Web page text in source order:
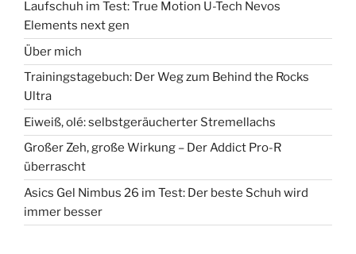
Laufschuh im Test: True Motion U-Tech Nevos
Elements next gen
Über mich
Trainingstagebuch: Der Weg zum Behind the Rocks
Ultra
Eiweiß, olé: selbstgeräucherter Stremellachs
Großer Zeh, große Wirkung – Der Addict Pro-R
überrascht
Asics Gel Nimbus 26 im Test: Der beste Schuh wird
immer besser